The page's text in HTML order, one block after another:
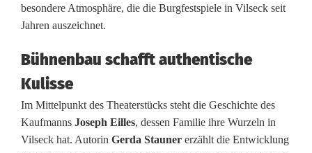
e
d
e
r
B
besondere Atmosphäre, die die Burgfestspiele in Vilseck seit
Jahren auszeichnet.
Bühnenbau schafft authentische
Kulisse
Im Mittelpunkt des Theaterstücks steht die Geschichte des
Kaufmanns Joseph Eilles, dessen Familie ihre Wurzeln in
Vilseck hat. Autorin Gerda Stauner erzählt die Entwicklung